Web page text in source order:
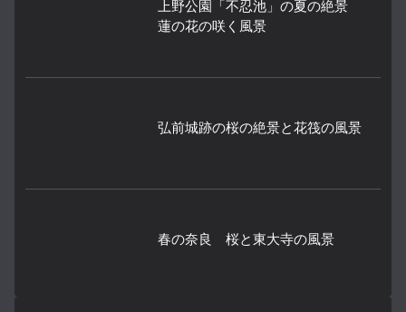
上野公園「不忍池」の夏の絶景
蓮の花の咲く風景
弘前城跡の桜の絶景と花筏の風景
春の奈良 桜と東大寺の風景